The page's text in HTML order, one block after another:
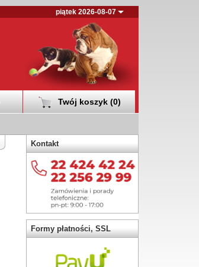
piątek 2026-08-07
Twój koszyk (0)
Kontakt
Formy płatności, SSL